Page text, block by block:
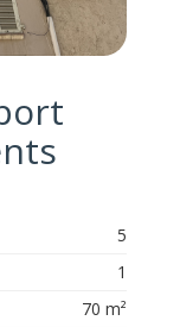
5
1
70 m²